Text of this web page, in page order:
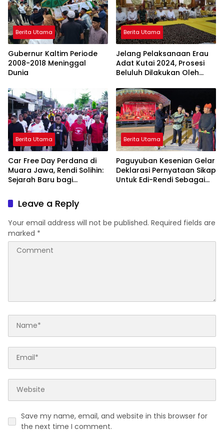
Berita Utama
Gubernur Kaltim Periode
2008-2018 Meninggal
Dunia
Berita Utama
Jelang Pelaksanaan Erau
Adat Kutai 2024, Prosesi
Beluluh Dilakukan Oleh
Martadipura
Berita Utama
Car Free Day Perdana di
Muara Jawa, Rendi Solihin:
Sejarah Baru bagi
Berita Utama
Paguyuban Kesenian Gelar
Deklarasi Pernyataan Sikap
Untuk Edi-Rendi Sebagai
Leave a Reply
Your email address will not be published. Required fields are
marked *
Save my name, email, and website in this browser for
the next time I comment.